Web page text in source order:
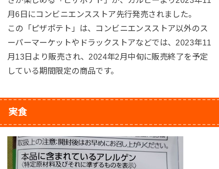
月6日にコンビニエンスストア先行発売されました。
この「ピザポテト」は、コンビニエンスストア以外のス
ーパーマーケットやドラックストアなどでは、2023年11
月13日より販売され、2024年2月中旬に販売終了を予定
している期間限定の商品です。
実食